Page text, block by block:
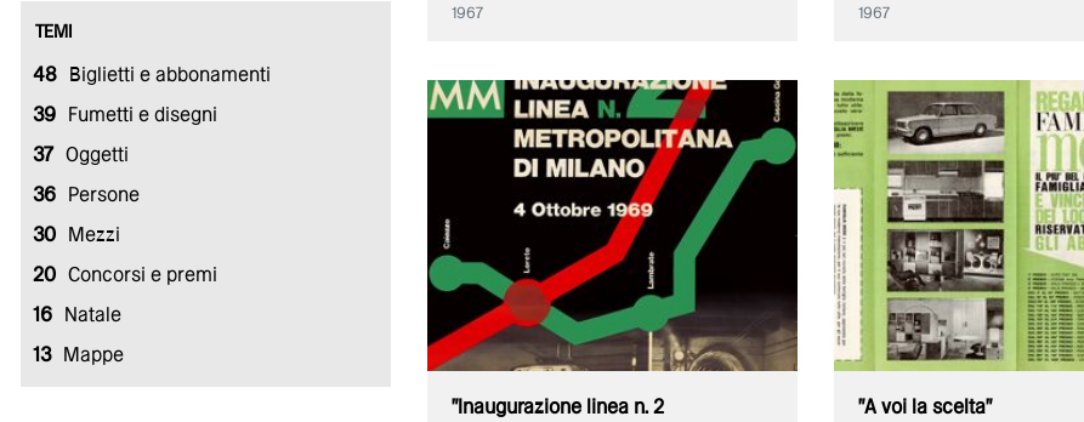
TEMI
48 Biglietti e abbonamenti
39 Fumetti e disegni
37 Oggetti
36 Persone
30 Mezzi
20 Concorsi e premi
16 Natale
13 Mappe
1967 1967
"Inaugurazione linea n. 2
"A voi la scelta"